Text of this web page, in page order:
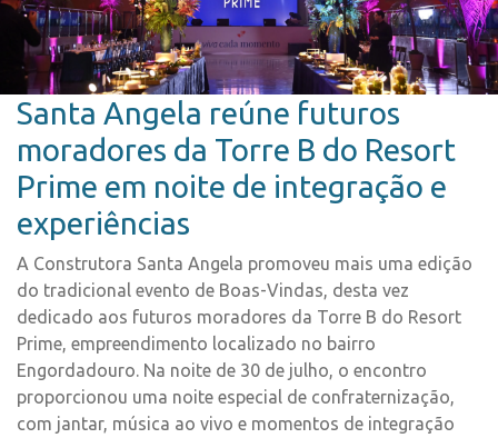
Santa Angela reúne futuros
moradores da Torre B do Resort
Prime em noite de integração e
experiências
A Construtora Santa Angela promoveu mais uma edição
do tradicional evento de Boas-Vindas, desta vez
dedicado aos futuros moradores da Torre B do Resort
Prime, empreendimento localizado no bairro
Engordadouro. Na noite de 30 de julho, o encontro
proporcionou uma noite especial de confraternização,
com jantar, música ao vivo e momentos de integração